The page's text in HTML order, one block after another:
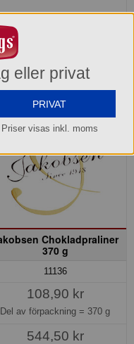
Beställningsbar senare
Chokladpraliner
370 g
11136
108,90 kr
Del av förpackning = 370 g
544,50 kr
eller privat
PRIVAT
Priser visas inkl. moms